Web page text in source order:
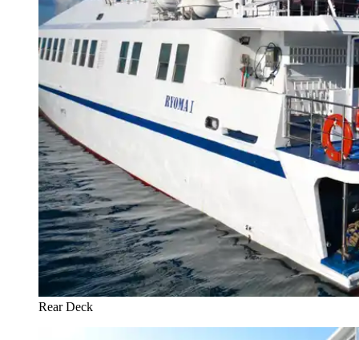
Rear Deck